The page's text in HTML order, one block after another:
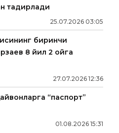
тақдирлади
25.07.2026 03:05
биринчи
8 йил 2 ойга
27.07.2026 12:36
“паспорт”
01.08.2026 15:31